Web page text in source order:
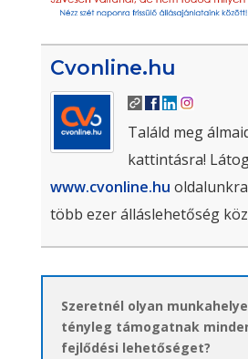
Cvonline.hu
Találd meg
kattintásra!
www.cvonline.hu
több ezer álláslehetőség
Szeretnél olyan
tényleg támogatnak
fejlődési lehetőséget?